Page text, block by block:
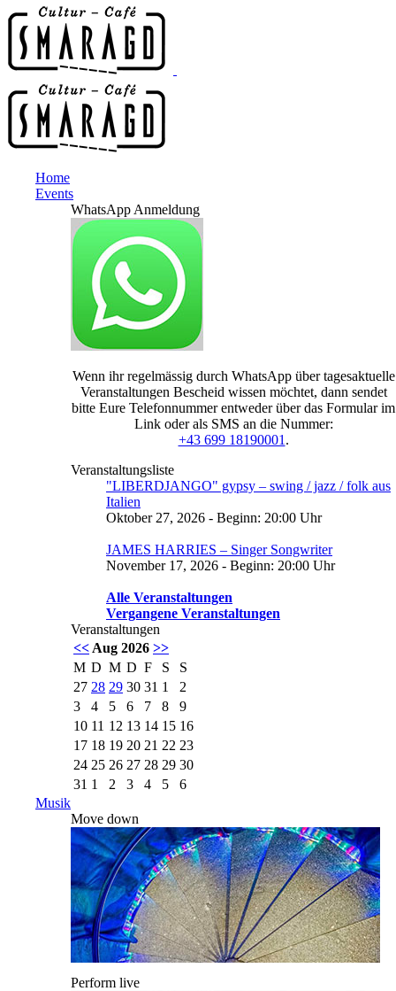
Home
Events
WhatsApp Anmeldung
Wenn ihr regelmässig durch WhatsApp über tagesaktuelle
Veranstaltungen Bescheid wissen möchtet, dann sendet
bitte Eure Telefonnummer entweder über das Formular im
Link oder als SMS an die Nummer:
+43 699 18190001 .
Veranstaltungsliste
"LIBERDJANGO" gypsy – swing / jazz / folk aus
Italien
Oktober 27, 2026 - Beginn: 20:00 Uhr
JAMES HARRIES – Singer Songwriter
November 17, 2026 - Beginn: 20:00 Uhr
Alle Veranstaltungen
Vergangene Veranstaltungen
Veranstaltungen
<< Aug 2026 >>
M D M D F S
S
27 28 29 30 31 1
2
3
4 5 6 7 8
9
10 11 12 13 14 15 16
17 18 19 20 21 22 23
24 25 26 27 28 29 30
31 1 2 3 4 5
6
Musik
Move down
Perform live